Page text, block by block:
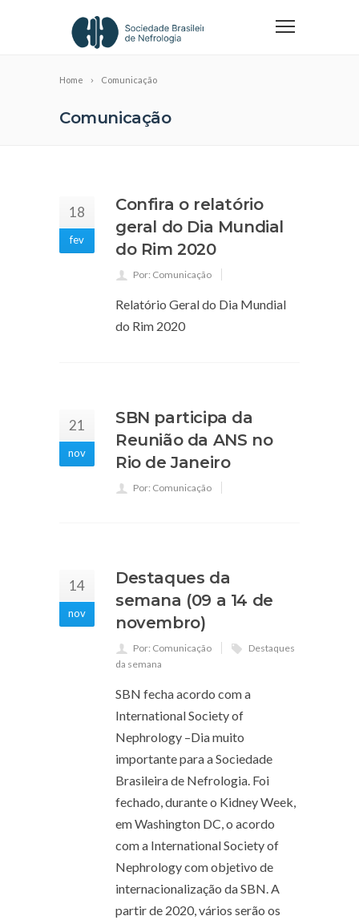
Home Comunicação
Comunicação
18
fev
Confira o relatório
geral do Dia Mundial
do Rim 2020
Por: Comunicação
Relatório Geral do Dia Mundial
do Rim 2020
21
nov
SBN participa da
Reunião da ANS no
Rio de Janeiro
Por: Comunicação
14
nov
Destaques da
semana (09 a 14 de
novembro)
Por: Comunicação
Destaques
da semana
SBN fecha acordo com a
International Society of
Nephrology –Dia muito
importante para a Sociedade
Brasileira de Nefrologia. Foi
fechado, durante o Kidney Week,
em Washington DC, o acordo
com a International Society of
Nephrology com objetivo de
internacionalização da SBN. A
partir de 2020, vários serão os